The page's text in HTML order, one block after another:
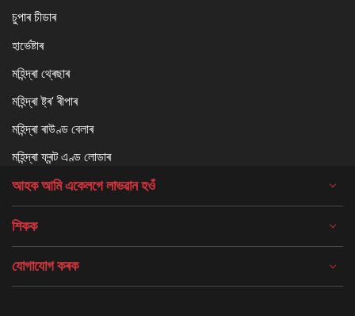
চুপাৰ চীডাৰ
হাৰ্ভেষ্টাৰ
মহিন্দ্ৰা থ্ৰেছাৰ
মহিন্দ্ৰা ষ্ট্ৰ' ৰীপাৰ
মহিন্দ্ৰা ৰাউণ্ড বেলাৰ
মহিন্দ্ৰা ফ্ৰন্ট এণ্ড লোডাৰ
আহক আমি একেলগে লাভৱান হওঁ
শিকক
যোগাযোগ কৰক